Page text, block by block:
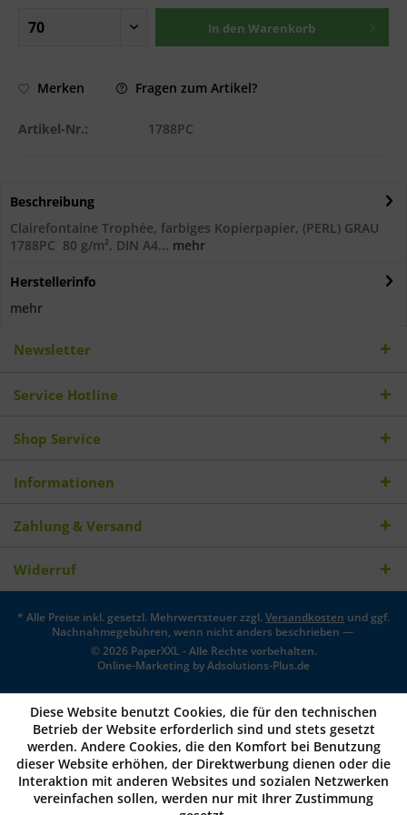
In den Warenkorb
Merken Fragen zum Artikel?
Artikel-Nr.: 1788PC
Beschreibung
Clairefontaine Trophée, farbiges Kopierpapier, (PERL) GRAU
1788PC 80 g/m², DIN A4... mehr
Herstellerinfo
mehr
Newsletter
Service Hotline
Shop Service
Informationen
Zahlung & Versand
Widerruf
* Alle Preise inkl. gesetzl. Mehrwertsteuer zzgl.Versandkosten und ggf.
Nachnahmegebühren, wenn nicht anders beschrieben —
© 2026 PaperXXL - Alle Rechte vorbehalten.
Online-Marketing byAdsolutions-Plus.de
Diese Website benutzt Cookies, die für den technischen
Betrieb der Website erforderlich sind und stets gesetzt
werden. Andere Cookies, die den Komfort bei Benutzung
dieser Website erhöhen, der Direktwerbung dienen oder die
Interaktion mit anderen Websites und sozialen Netzwerken
vereinfachen sollen, werden nur mit Ihrer Zustimmung